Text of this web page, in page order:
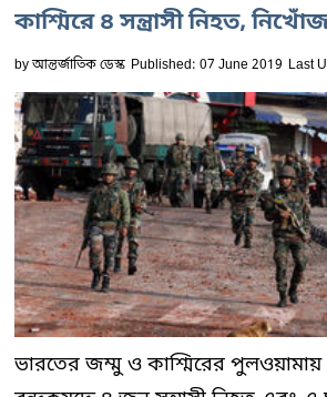
কাশ্মিরে ৪ সন্ত্রাসী নিহত,
byআন্তর্জাতিক ডেস্ক Published: 07 June 2019 Last
ভারতের জম্মু ও কাশ্মিরের পুলওয়ামায়